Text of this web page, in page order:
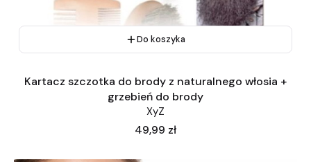
Do koszyka
Kartacz szczotka do brody z naturalnego włosia +
grzebień do brody
XyZ
Cena
49,99 zł